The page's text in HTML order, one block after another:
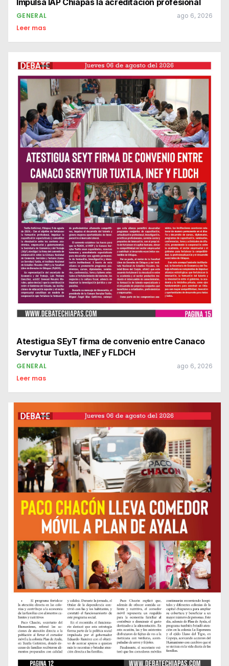
Impulsa IAP Chiapas la acreditación profesional
GENERAL ago 6, 2026
Leer mas
Atestigua SEyT firma de convenio entre Canaco
Servytur Tuxtla, INEF y FLDCH
GENERAL ago 6, 2026
Leer mas